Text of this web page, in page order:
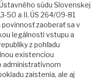
súdu Slovenskej
50 a II. ÚS 264/09-81
povinnosť zaoberať sa v
legálnosti vstupu a
z pohľadu
existenciou
administratívnom
zaistenia, ale aj